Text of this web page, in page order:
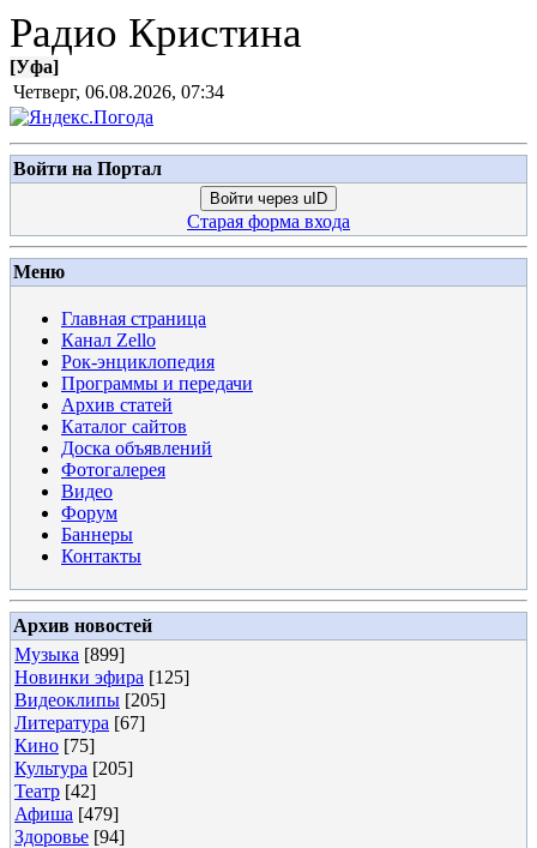
Радио Кристина
[Уфа]
Четверг, 06.08.2026, 07:34
Войти на Портал
Войти через uID
Старая форма входа
Меню
Главная страница
Канал Zello
Рок-энциклопедия
Программы и передачи
Архив статей
Каталог сайтов
Доска объявлений
Фотогалерея
Видео
Форум
Баннеры
Контакты
Архив новостей
Музыка [899]
Новинки эфира [125]
Видеоклипы [205]
Литература [67]
Кино [75]
Культура [205]
Театр [42]
Афиша [479]
Здоровье [94]